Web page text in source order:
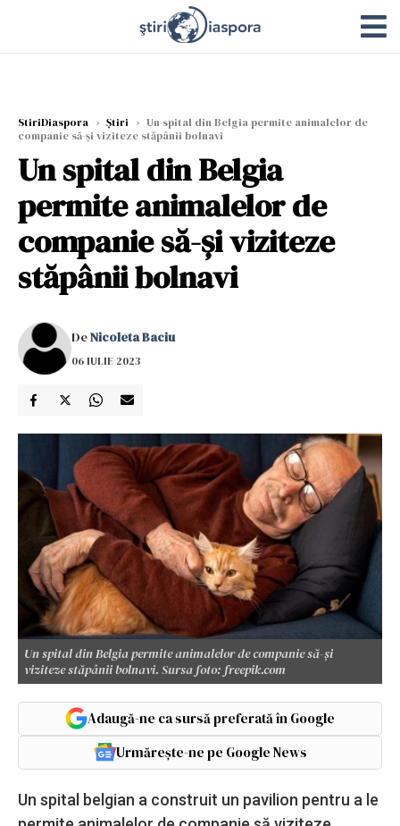
StiriDiaspora › Știri › Un spital din Belgia permite animalelor de
companie să-şi viziteze stăpânii bolnavi
Un spital din Belgia
permite animalelor de
companie să-şi viziteze
stăpânii bolnavi
DeNicoleta Baciu
06 IULIE 2023
Un spital din Belgia permite animalelor de companie să-şi
viziteze stăpânii bolnavi. Sursa foto: freepik.com
Adaugă-ne ca sursă preferată în Google
Urmărește-ne pe Google News
Un spital belgian a construit un pavilion pentru a le